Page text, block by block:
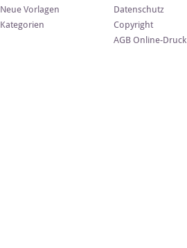
Neue Vorlagen
Kategorien
Datenschutz
Copyright
AGB Online-Druck